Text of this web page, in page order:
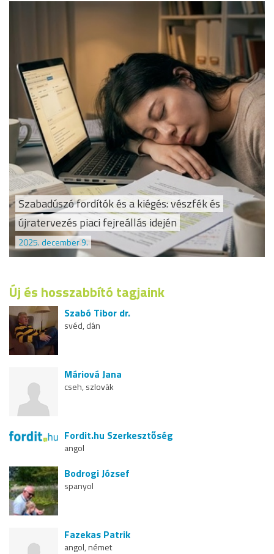
Szabadúszó fordítók és a kiégés: vészfék és
újratervezés piaci fejreállás idején
2025. december 9.
Új és hosszabbító tagjaink
Szabó Tibor dr.
svéd, dán
Máriová Jana
cseh, szlovák
Fordit.hu Szerkesztőség
angol
Bodrogi József
spanyol
Fazekas Patrik
angol, német